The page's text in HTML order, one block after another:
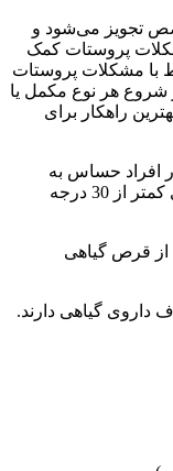
تجویز می‌شود و
پروستات کمک
با مشکلات پروستات
شروع هر نوع مکمل یا
راهکار برای
افراد حساس به
ممکن است رخ دهد. در دمای کمتر از 30 درجه
از قرص گیاهی
داروی گیاهی دارند.